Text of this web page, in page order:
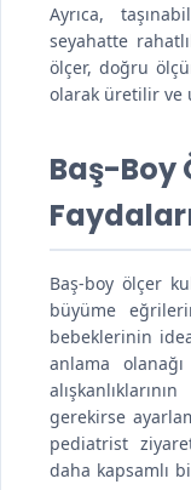
Ayrıca,
seyahatte
ölçer, doğru
olarak üretilir ve
Baş-Boy
Baş-boy ölçer
büyüme
bebeklerinin
anlama
gerekirse
pediatrist
daha kapsamlı